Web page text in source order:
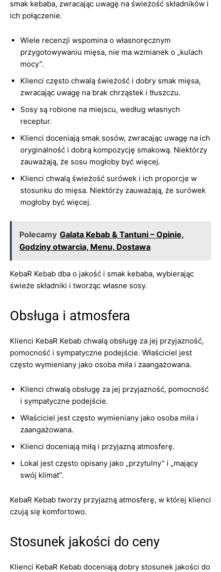
smak kebaba, zwracając uwagę na świeżość składników i
ich połączenie.
Wiele recenzji wspomina o własnoręcznym
przygotowywaniu mięsa, nie ma wzmianek o „kulach
mocy”.
Klienci często chwalą świeżość i dobry smak mięsa,
zwracając uwagę na brak chrząstek i tłuszczu.
Sosy są robione na miejscu, według własnych
receptur.
Klienci doceniają smak sosów, zwracając uwagę na ich
oryginalność i dobrą kompozycję smakową. Niektórzy
zauważają, że sosu mogłoby być więcej.
Klienci chwalą świeżość surówek i ich proporcje w
stosunku do mięsa. Niektórzy zauważają, że surówek
mogłoby być więcej.
Polecamy Galata Kebab & Tantuni – Opinie,
Godziny otwarcia, Menu, Dostawa
KebaR Kebab dba o jakość i smak kebaba, wybierając
świeże składniki i tworząc własne sosy.
Obsługa i atmosfera
Klienci KebaR Kebab chwalą obsługę za jej przyjazność,
pomocność i sympatyczne podejście. Właściciel jest
często wymieniany jako osoba miła i zaangażowana.
Klienci chwalą obsługę za jej przyjazność, pomocność
i sympatyczne podejście.
Właściciel jest często wymieniany jako osoba miła i
zaangażowana.
Klienci doceniają miłą i przyjazną atmosferę.
Lokal jest często opisany jako „przytulny” i „mający
swój klimat”.
KebaR Kebab tworzy przyjazną atmosferę, w której klienci
czują się komfortowo.
Stosunek jakości do ceny
Klienci KebaR Kebab doceniają dobry stosunek jakości do